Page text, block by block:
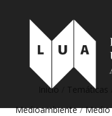
Inicio Temáticas
Medioambiente/